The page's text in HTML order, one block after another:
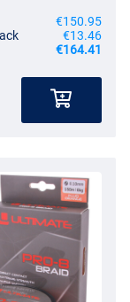
€150.95
€13.46
€164.41